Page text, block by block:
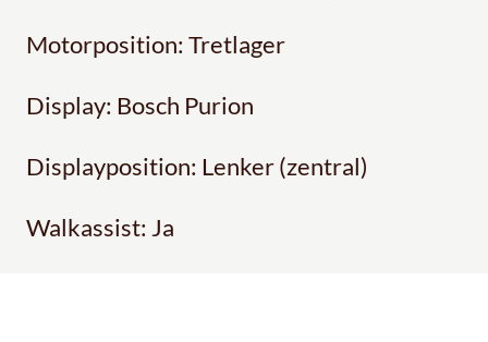
Motorposition: Tretlager
Display: Bosch Purion
Displayposition: Lenker (zentral)
Walkassist: Ja